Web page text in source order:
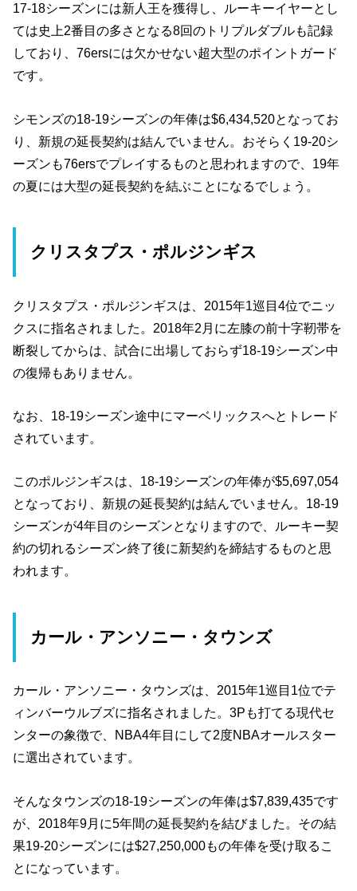
17-18シーズンには新人王を獲得し、ルーキーイヤーとし
ては史上2番目の多さとなる8回のトリプルダブルも記録
しており、76ersには欠かせない超大型のポイントガード
です。
シモンズの18-19シーズンの年俸は$6,434,520となってお
り、新規の延長契約は結んでいません。おそらく19-20シ
ーズンも76ersでプレイするものと思われますので、19年
の夏には大型の延長契約を結ぶことになるでしょう。
クリスタプス・ポルジンギス
クリスタプス・ポルジンギスは、2015年1巡目4位でニッ
クスに指名されました。2018年2月に左膝の前十字靭帯を
断裂してからは、試合に出場しておらず18-19シーズン中
の復帰もありません。
なお、18-19シーズン途中にマーベリックスへとトレード
されています。
このポルジンギスは、18-19シーズンの年俸が$5,697,054
となっており、新規の延長契約は結んでいません。18-19
シーズンが4年目のシーズンとなりますので、ルーキー契
約の切れるシーズン終了後に新契約を締結するものと思
われます。
カール・アンソニー・タウンズ
カール・アンソニー・タウンズは、2015年1巡目1位でテ
ィンバーウルブズに指名されました。3Pも打てる現代セ
ンターの象徴で、NBA4年目にして2度NBAオールスター
に選出されています。
そんなタウンズの18-19シーズンの年俸は$7,839,435です
が、2018年9月に5年間の延長契約を結びました。その結
果19-20シーズンには$27,250,000もの年俸を受け取るこ
とになっています。